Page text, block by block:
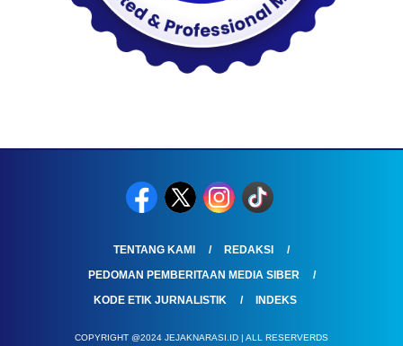
TENTANG KAMI
REDAKSI
PEDOMAN PEMBERITAAN MEDIA SIBER
KODE ETIK JURNALISTIK
INDEKS
COPYRIGHT @2024 JEJAKNARASI.ID | ALL RESERVERDS